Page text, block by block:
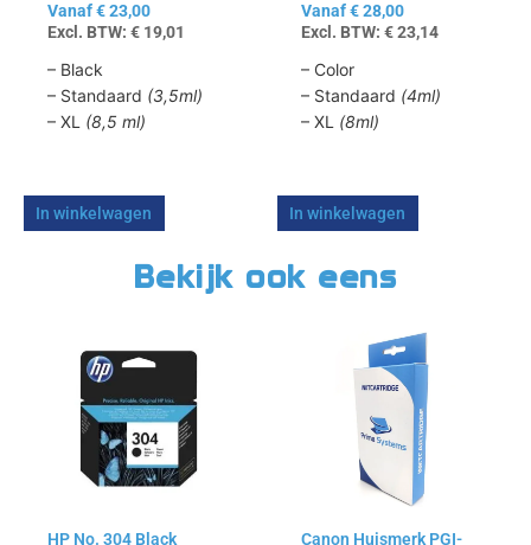
Vanaf€23,00
Excl. BTW: € 19,01
– Black
– Standaard (3,5ml)
– XL (8,5 ml)
In winkelwagen
productpagina
Vanaf€28,00
Excl. BTW: €23,14
– Color
– Standaard (4ml)
– XL (8ml)
In winkelwagen
productpagina
Bekijk ook eens
HP No. 304 Black
product
meerdere
variaties.
Canon Huismerk PGI-